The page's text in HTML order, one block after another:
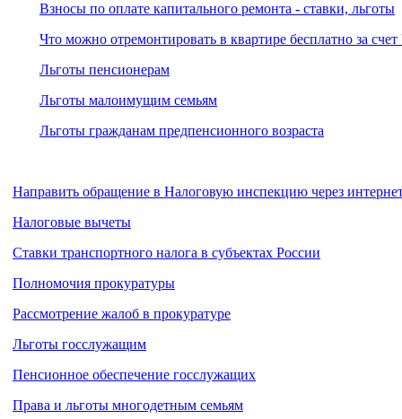
Взносы по оплате капитального ремонта - ставки, льготы
Что можно отремонтировать в квартире бесплатно за
Льготы пенсионерам
Льготы малоимущим семьям
Льготы гражданам предпенсионного возраста
Направить обращение в Налоговую инспекцию через
Налоговые вычеты
Ставки транспортного налога в субъектах России
Полномочия прокуратуры
Рассмотрение жалоб в прокуратуре
Льготы госслужащим
Пенсионное обеспечение госслужащих
Права и льготы многодетным семьям